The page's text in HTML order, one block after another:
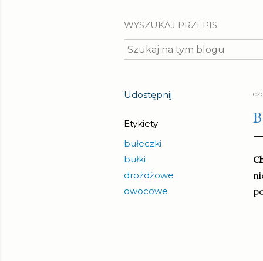
WYSZUKAJ PRZEPIS
Udostępnij
Etykiety
bułeczki
bułki
drożdżowe
owocowe